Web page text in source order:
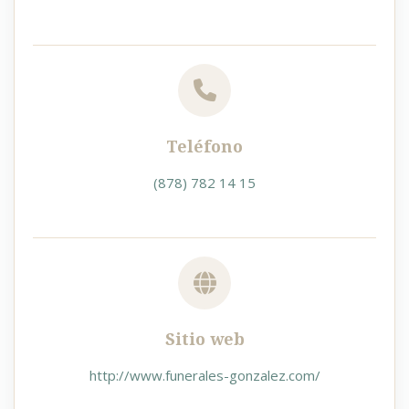
Teléfono
(878) 782 14 15
Sitio web
http://www.funerales-gonzalez.com/